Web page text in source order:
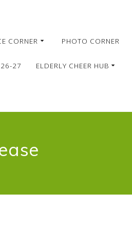
CORNER PHOTO CORNER
26-27 ELDERLY CHEER HUB